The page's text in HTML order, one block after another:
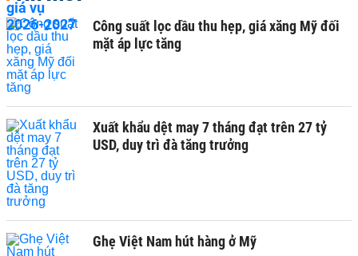
Công suất lọc dầu thu hẹp, giá xăng Mỹ đối
mặt áp lực tăng
Xuất khẩu dệt may 7 tháng đạt trên 27 tỷ
USD, duy trì đà tăng trưởng
Ghẹ Việt Nam hút hàng ở Mỹ